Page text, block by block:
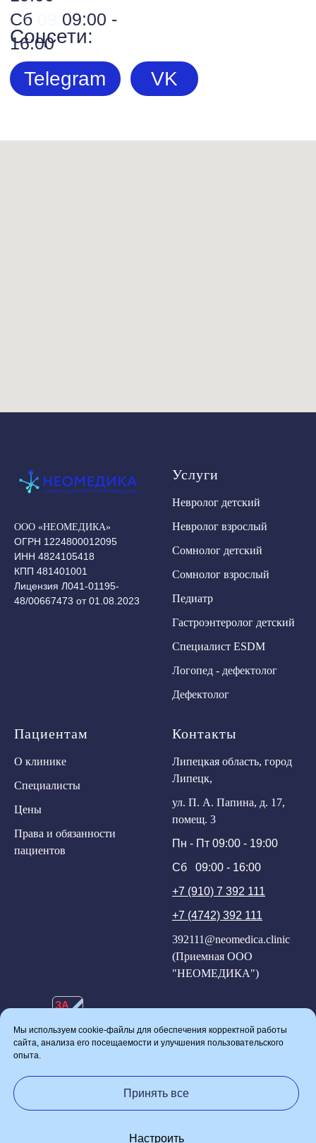
Мы используем cookie-файлы для обеспечения корректной работы
сайта, анализа его посещаемости и улучшения пользовательского
опыта.
Принять все
Настроить
ООО «НЕОМЕДИКА»
ОГРН 1224800012095
ИНН 4824105418
КПП 481401001
Лицензия Л041-01195-
48/00667473 от 01.08.2023
Услуги
Невролог детский
Невролог взрослый
Сомнолог детский
Сомнолог взрослый
Педиатр
Гастроэнтеролог детский
Специалист ESDM
Логопед - дефектолог
Дефектолог
Пациентам
О клинике
Специалисты
Цены
Права и обязанности
пациентов
Контакты
Липецкая область, город
Липецк,
ул. П. А. Папина, д. 17,
помещ. 3
Пн - Пт 09:00 - 19:00
Сб 09:00 - 16:00
+7 (910) 7 392 111
+7 (4742) 392 111
392111@neomedica.clinic
(Приемная ООО
"НЕОМЕДИКА")
ЗА
ПОЛИТИКА КОНФИДЕНЦИАЛЬНОСТИ
ПОЛИТИКА ИСПОЛЬЗОВАНИЯ COOKIE-ФАЙЛОВ